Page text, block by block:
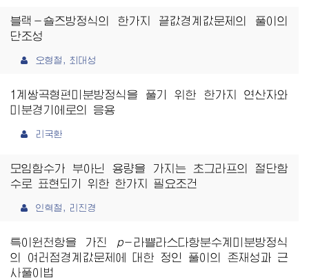
블랙－숄즈방정식의 한가지 끝값경계값문제의 풀이의
단조성
오형철, 최대성
1계쌍곡형편미분방정식을 풀기 위한 한가지 연산자와
미분경기에로의 응용
리국환
모임함수가 부아닌 용량을 가지는 초그라프의 절단함
수로 표현되기 위한 한가지 필요조건
인혁철, 리진경
특이원천항을 가진 p－라쁠라스다항분수계미분방정식
의 여러점경계값문제에 대한 정인 풀이의 존재성과 근
사풀이법